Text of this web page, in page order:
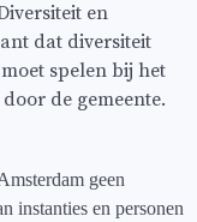
en
dat diversiteit
spelen bij het
de gemeente.
geen
instanties en personen